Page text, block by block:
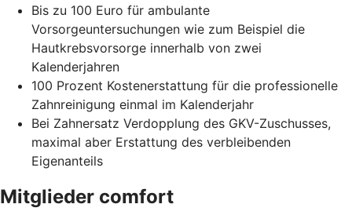
Bis zu 100 Euro für ambulante
Vorsorgeuntersuchungen wie zum Beispiel die
Hautkrebsvorsorge innerhalb von zwei
Kalenderjahren
100 Prozent Kostenerstattung für die professionelle
Zahnreinigung einmal im Kalenderjahr
Bei Zahnersatz Verdopplung des GKV-Zuschusses,
maximal aber Erstattung des verbleibenden
Eigenanteils
Mitglieder comfort